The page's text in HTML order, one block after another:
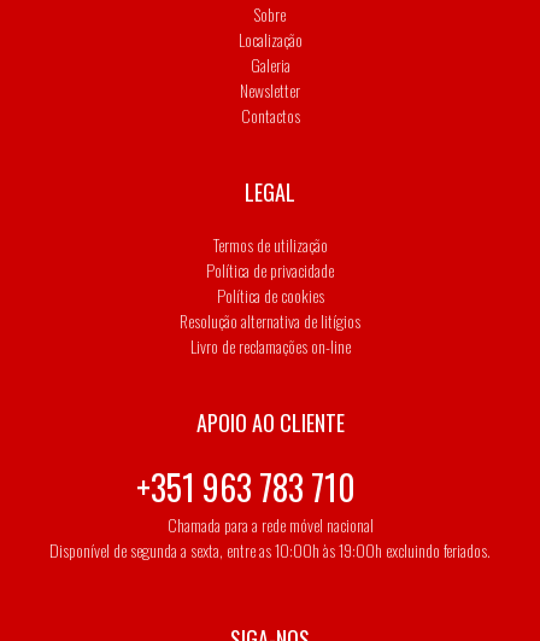
Sobre
Localização
Galeria
Newsletter
Contactos
LEGAL
Termos de utilização
Política de privacidade
Política de cookies
Resolução alternativa de litígios
Livro de reclamações on-line
APOIO AO CLIENTE
+351 963 783 710
Chamada para a rede móvel nacional
Disponível de segunda a sexta, entre as 10:00h às 19:00h excluindo feriados.